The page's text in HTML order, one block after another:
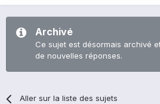
Archivé
Ce sujet est désormais archivé
de nouvelles réponses.
Aller sur la liste des sujets